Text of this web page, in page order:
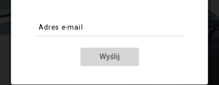
Adres e-mail
Wyślij